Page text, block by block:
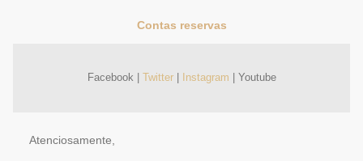
Contas reservas
Facebook | Twitter| Instagram | Youtube
Atenciosamente,